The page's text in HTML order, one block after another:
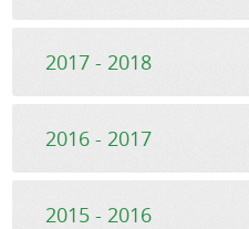
2017 - 2018
2016 - 2017
2015 - 2016